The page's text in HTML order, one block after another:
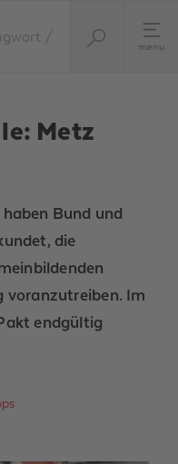
menu
Metz
Bund und
die
voranzutreiben. Im
endgültig